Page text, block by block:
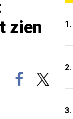
zien
1.
2.
3.